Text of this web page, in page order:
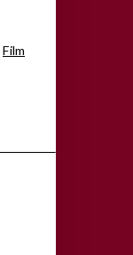
Film